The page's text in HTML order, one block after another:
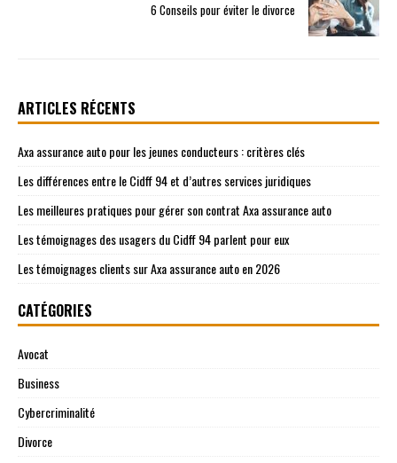
6 Conseils pour éviter le divorce
ARTICLES RÉCENTS
Axa assurance auto pour les jeunes conducteurs : critères clés
Les différences entre le Cidff 94 et d’autres services juridiques
Les meilleures pratiques pour gérer son contrat Axa assurance auto
Les témoignages des usagers du Cidff 94 parlent pour eux
Les témoignages clients sur Axa assurance auto en 2026
CATÉGORIES
Avocat
Business
Cybercriminalité
Divorce